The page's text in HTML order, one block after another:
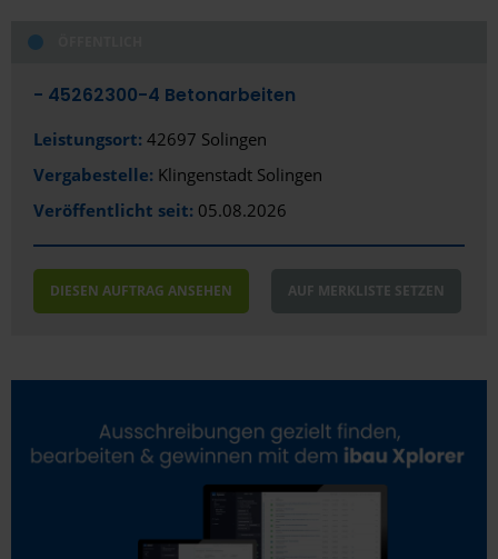
Düren
Düsseldorf
Eisenberg
- 45262300-4 Betonarbeiten
Leistungsort: 42697 Solingen
Vergabestelle: Klingenstadt Solingen
Veröffentlicht seit: 05.08.2026
DIESEN AUFTRAG ANSEHEN AUF MERKLISTE SETZEN